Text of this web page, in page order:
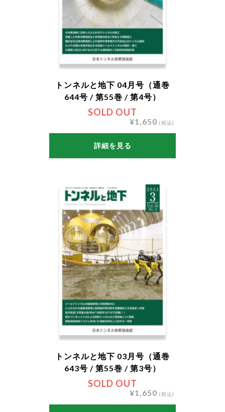
SOLD OUT
トンネルと地下 04月号（通巻
644号 / 第55巻 / 第4号）
¥1,650 (税込)
詳細を見る
SOLD OUT
トンネルと地下 03月号（通巻
643号 / 第55巻 / 第3号）
¥1,650 (税込)